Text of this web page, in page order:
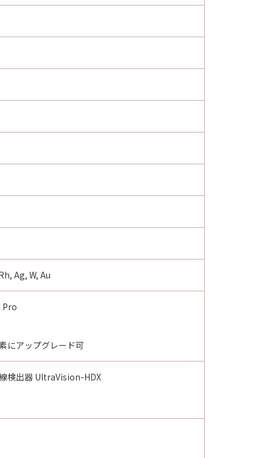
Ag, W, Au
Pro
にアップグレード可
検出器 UltraVision-HDX